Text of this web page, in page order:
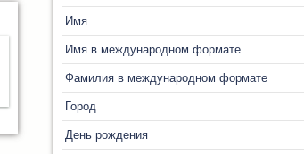
Имя
Имя в международном формате
Фамилия в международном формате
Город
День рождения